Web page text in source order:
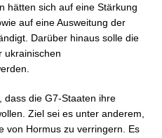
hätten sich auf eine Stärkung
auf eine Ausweitung der
Darüber hinaus solle die
ukrainischen
dass die G7-Staaten ihre
Ziel sei es unter anderem,
von Hormus zu verringern. Es